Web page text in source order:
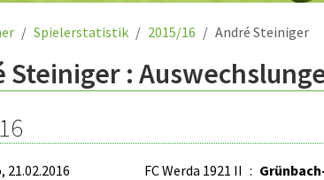
Spielerstatistik 2015/16 André Steiniger
Steiniger :
21.02.2016 FC Werda 1921 II :